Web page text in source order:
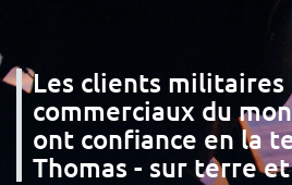
Les clients
commerciaux du
ont confiance en la
Thomas - sur terre